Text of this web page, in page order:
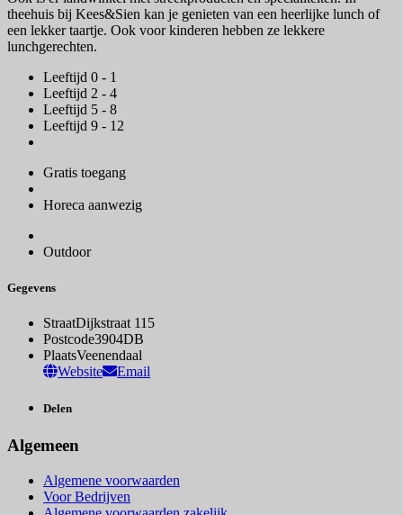
theehuis bij Kees&Sien kan je genieten van een heerlijke lunch of
een lekker taartje. Ook voor kinderen hebben ze lekkere
lunchgerechten.
Leeftijd 0 - 1
Leeftijd 2 - 4
Leeftijd 5 - 8
Leeftijd 9 - 12
Gratis toegang
Horeca aanwezig
Outdoor
Gegevens
StraatDijkstraat 115
Postcode3904DB
PlaatsVeenendaal
Website
Email
Delen
Algemeen
Algemene voorwaarden
Voor Bedrijven